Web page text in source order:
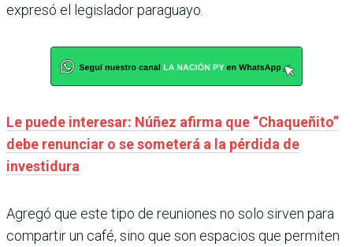
expresó el legislador paraguayo.
Le puede interesar: Núñez afirma que “Chaqueñito”
debe renunciar o se someterá a la pérdida de
investidura
Agregó que este tipo de reuniones no solo sirven para
compartir un café, sino que son espacios que permiten